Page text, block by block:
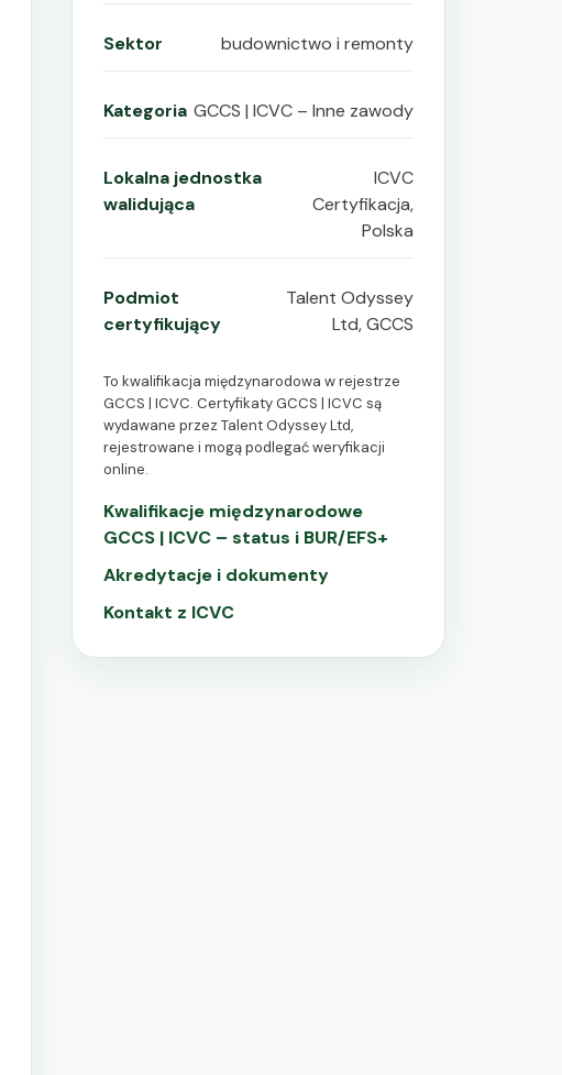
Sektor budownictwo i remonty
Kategoria GCCS | ICVC – Inne zawody
Lokalna jednostka
walidująca
ICVC
Certyfikacja,
Polska
Podmiot
certyfikujący
Talent Odyssey
Ltd, GCCS
To kwalifikacja międzynarodowa w rejestrze
GCCS | ICVC. Certyfikaty GCCS | ICVC są
wydawane przez Talent Odyssey Ltd,
rejestrowane i mogą podlegać weryfikacji
online.
Kwalifikacje międzynarodowe
GCCS | ICVC – status i BUR/EFS+
Akredytacje i dokumenty
Kontakt z ICVC